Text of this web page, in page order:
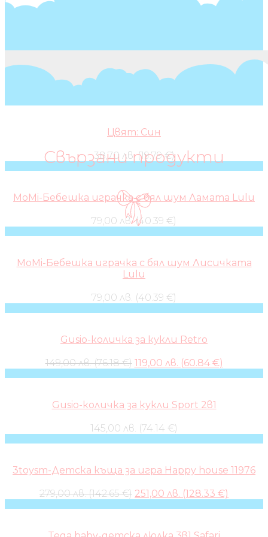
Свързани продукти
Цвят: Син
38,70 лв. (19.79 €)
MoMi-Бебешка играчка с бял шум Ламата Lulu
79,00 лв. (40.39 €)
MoMi-Бебешка играчка с бял шум Лисичката
Lulu
79,00 лв. (40.39 €)
Gusio-количка за кукли Retro
149,00 лв. (76.18 €) Original
119,00 лв. (60.84 €)
Gusio-количка за кукли Sport 2в1
145,00 лв. (74.14 €)
3toysm-Детска къща за игра Happy house 11976
279,00 лв. (142.65 €) Original
251,00 лв. (128.33 €)